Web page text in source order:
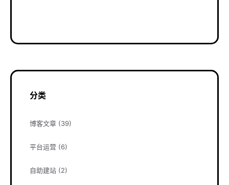
分类
博客文章 (39)
平台运营 (6)
自助建站 (2)